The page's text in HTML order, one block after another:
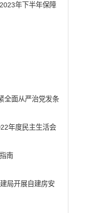
年下半年保障
全面从严治党发条
年度民主生活会
南
局开展自建房安